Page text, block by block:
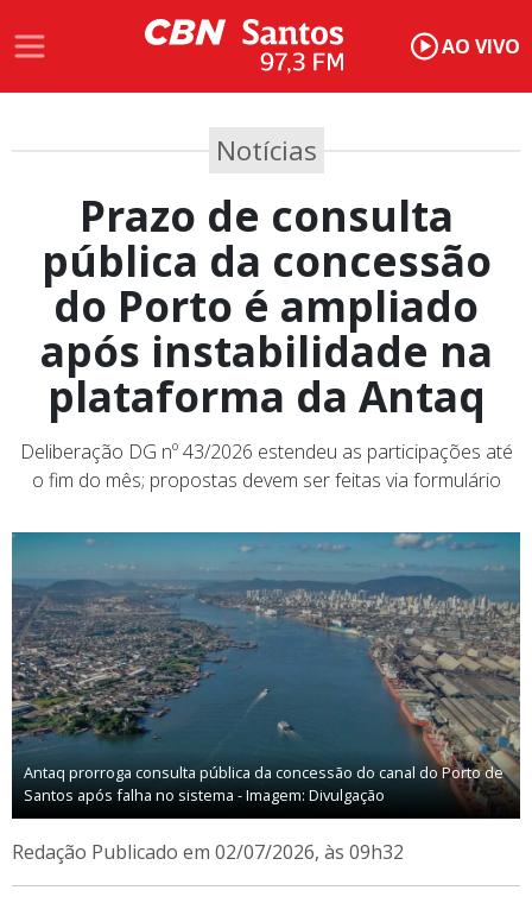
AO VIVO
Notícias
Prazo de consulta
pública da concessão
do Porto é ampliado
após instabilidade na
plataforma da Antaq
Deliberação DG nº 43/2026 estendeu as participações até
o fim do mês; propostas devem ser feitas via formulário
Antaq prorroga consulta pública da concessão do canal do Porto de
Santos após falha no sistema - Imagem: Divulgação
Redação Publicado em 02/07/2026, às 09h32